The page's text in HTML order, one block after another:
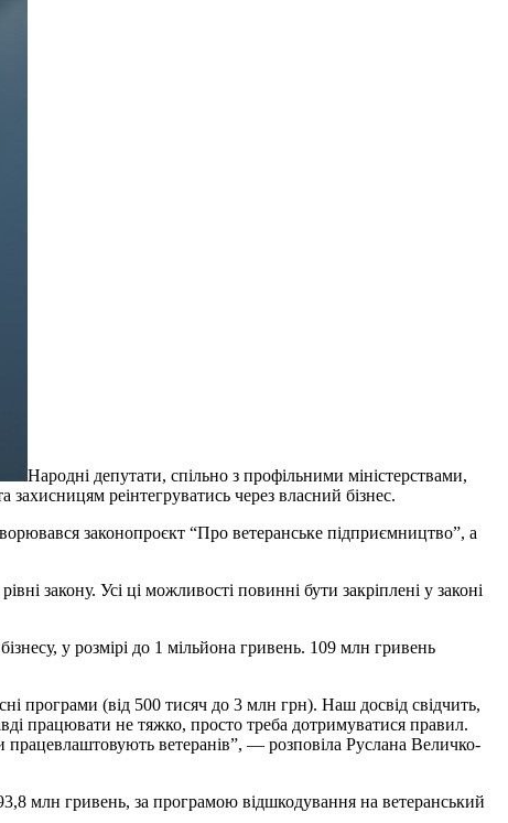
Народні депутати, спільно з профільними міністерствами,
реінтегруватись через власний бізнес.
законопроєкт “Про ветеранське підприємництво”, а
закону. Усі ці можливості повинні бути закріплені у законі
у розмірі до 1 мільйона гривень. 109 млн гривень
програми (від 500 тисяч до 3 млн грн). Наш досвід свідчить,
працювати не тяжко, просто треба дотримуватися правил.
ветеранів”, — розповіла Руслана Величко-
млн гривень, за програмою відшкодування на ветеранський